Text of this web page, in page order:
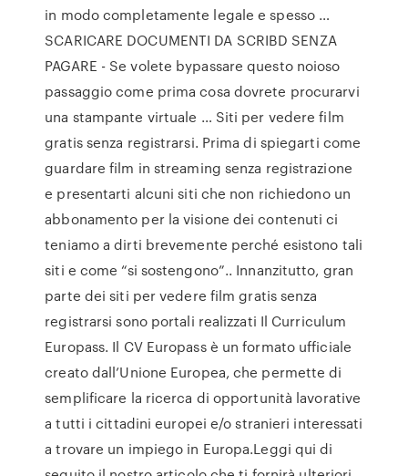
in modo completamente legale e spesso …
SCARICARE DOCUMENTI DA SCRIBD SENZA
PAGARE - Se volete bypassare questo noioso
passaggio come prima cosa dovrete procurarvi
una stampante virtuale … Siti per vedere film
gratis senza registrarsi. Prima di spiegarti come
guardare film in streaming senza registrazione
e presentarti alcuni siti che non richiedono un
abbonamento per la visione dei contenuti ci
teniamo a dirti brevemente perché esistono tali
siti e come “si sostengono”.. Innanzitutto, gran
parte dei siti per vedere film gratis senza
registrarsi sono portali realizzati Il Curriculum
Europass. Il CV Europass è un formato ufficiale
creato dall’Unione Europea, che permette di
semplificare la ricerca di opportunità lavorative
a tutti i cittadini europei e/o stranieri interessati
a trovare un impiego in Europa.Leggi qui di